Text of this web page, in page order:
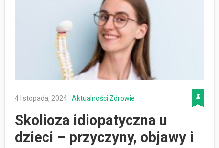
4 listopada, 2024 Aktualności Zdrowie
Skolioza idiopatyczna u
dzieci – przyczyny, objawy i